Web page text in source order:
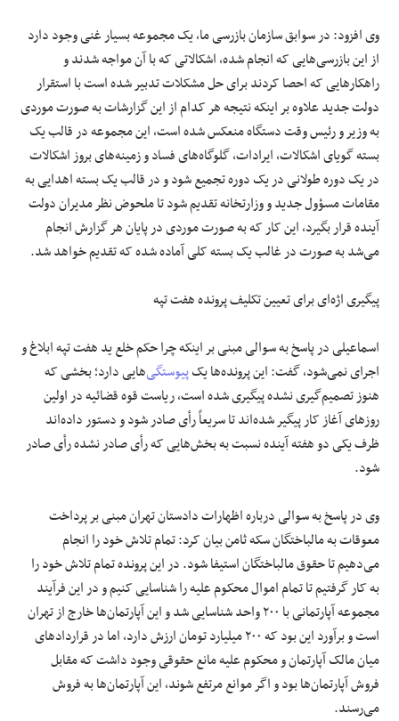
وی افزود: در سوابق سازمان بازرسی ما، یک مجموعه بسیار غنی وجود دارد
از این بازرسی‌هایی که انجام شده، اشکالاتی که با آن مواجه شدند و
راهکارهایی که احصا کردند برای حل مشکلات تدبیر شده است با استقرار
دولت جدید علاوه بر اینکه نتیجه هر کدام از این گزارشات به صورت موردی
به وزیر و رئیس وقت دستگاه منعکس شده است، این مجموعه در قالب یک
بسته گویای اشکالات، ایرادات، گلوگاه‌های فساد و زمینه‌های بروز اشکالات
در یک دوره طولانی در یک دوره تجمیع شود و در قالب یک بسته اهدایی به
مقامات مسؤول جدید و وزارتخانه تقدیم شود تا ملحوض نظر مدیران دولت
آینده قرار بگیرد، این کار که به صورت موردی در پایان هر گزارش انجام
می‌شد به صورت در غالب یک بسته کلی آماده شده که تقدیم خواهد شد.
پیگیری اژه‌ای برای تعیین تکلیف پرونده هفت تپه
اسماعیلی در پاسخ به سوالی مبنی بر اینکه چرا حکم خلع ید هفت تپه ابلاغ و
اجرای نمی‌شود، گفت: این پرونده‌ها یکپیوستگی‌هایی دارد؛ بخشی که
هنوز تصمیم‌گیری نشده پیگیری شده است، ریاست قوه قضائیه در اولین
روزهای آغاز کار پیگیر شده‌اند تا سریعاً رأی صادر شود و دستور داده‌اند
ظرف یکی دو هفته آینده نسبت به بخش‌هایی که رأی صادر نشده رأی صادر
شود.
وی در پاسخ به سوالی درباره اظهارات دادستان تهران مبنی بر پرداخت
معوقات به مالباختگان سکه ثامن بیان کرد: تمام تلاش خود را انجام
می‌دهیم تا حقوق مالباختگان استیفا شود. در این پرونده تمام تلاش خود را
به کار گرفتیم تا تمام اموال محکوم علیه را شناسایی کنیم و در این فرآیند
مجموعه آپارتمانی با ۲۰۰ واحد شناسایی شد و این آپارتمان‌ها خارج از تهران
است و برآورد این بود که ۲۰۰ میلیارد تومان ارزش دارد، اما در قراردادهای
میان مالک آپارتمان و محکوم علیه مانع حقوقی وجود داشت که مقابل
فروش آپارتمان‌ها بود و اگر موانع مرتفع شوند، این آپارتمان‌ها به فروش
می‌رسند.